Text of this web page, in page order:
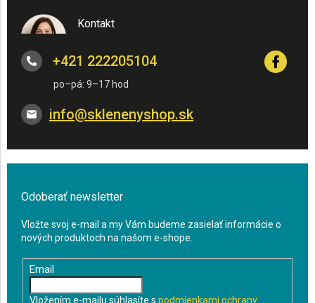
Kontakt
info@sklenenyshop.sk
+421 222205104
Odoberať newsletter
Vložte svoj e-mail a my Vám budeme zasielať informácie o
nových produktoch na našom e-shope.
Email
Vložením e-mailu súhlasíte s podmienkami ochrany